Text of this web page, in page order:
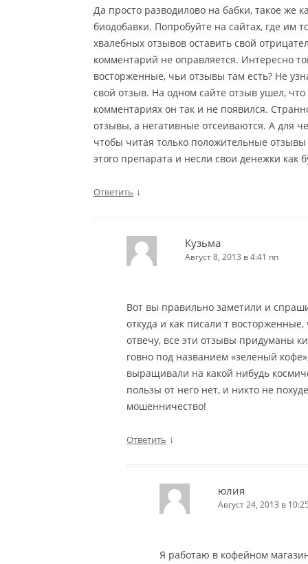
Да просто разводилово на бабки, такое же
биодобавки. Попробуйте на сайтах, где им
хвалебных отзывов оставить свой
комментарий не оправляется. Интересно
восторженные, чьи отзывы там есть? Не
свой отзыв. На одном сайте отзыв ушел, что
комментариях он так и не появился.
отзывы, а негативные отсеиваются. А для
чтобы читая только положительные
этого препарата и несли свои денежки как
Ответить ↓
Кузьма
Август 8, 2013 в 4:41 пп
Вот вы правильно заметили и
откуда и как писали т
отвечу, все эти отзывы придуманы
говно под названием «зеленый
выращивали на какой нибудь
пользы от него нет, и никто не
мошенничество!
Ответить ↓
юлия
Август 24, 2013 в
Я работаю в кофейном